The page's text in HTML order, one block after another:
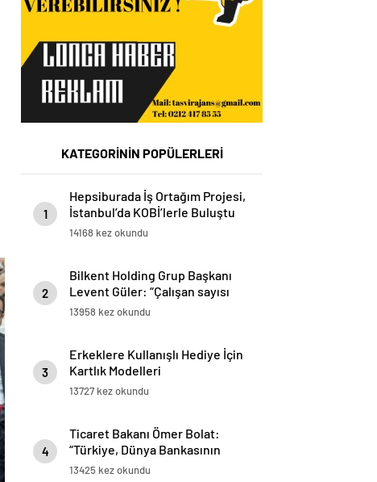
KATEGORİNİN POPÜLERLERİ
1
Hepsiburada İş Ortağım Projesi,
İstanbul’da KOBİ’lerle Buluştu
14168 kez okundu
2
Bilkent Holding Grup Başkanı
Levent Güler: “Çalışan sayısı
olarak Türkiye’nin en büyük 9.
13958 kez okundu
3
Erkeklere Kullanışlı Hediye İçin
Kartlık Modelleri
13727 kez okundu
4
Ticaret Bakanı Ömer Bolat:
“Türkiye, Dünya Bankasının
tanımlarına göre üst gelirli
13425 kez okundu